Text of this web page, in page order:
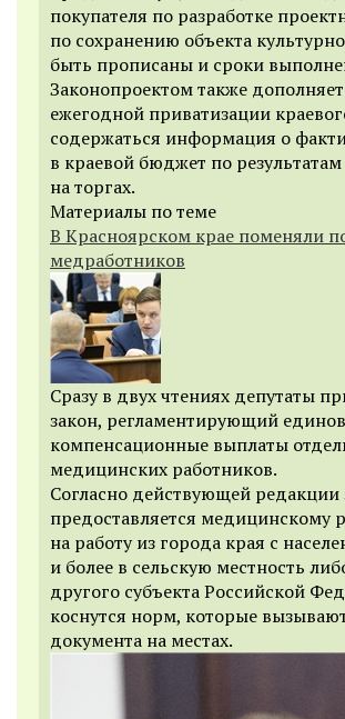
покупателя по разработке
по сохранению объекта
быть прописаны и сроки
Законопроектом также
ежегодной приватизации
содержаться информация о
в краевой бюджет по
на торгах.
Материалы по теме
В Красноярском крае поменяли
медработников
Сразу в двух чтениях депутаты
закон, регламентирующий
компенсационные выплаты
медицинских работников.
Согласно действующей редакции
предоставляется медицинскому
на работу из города края с
и более в сельскую местность
другого субъекта Российской
коснутся норм, которые
документа на местах.